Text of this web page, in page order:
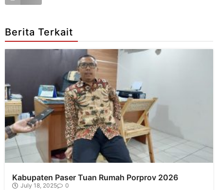
Berita Terkait
Kabupaten Paser Tuan Rumah Porprov 2026
July 18, 2025 0